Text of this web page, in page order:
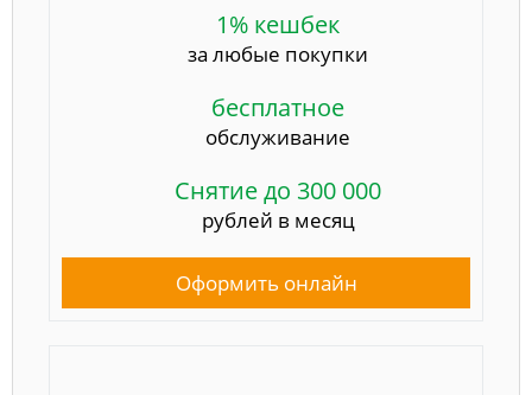
1% кешбек
за любые покупки
бесплатное
обслуживание
Снятие до 300 000
рублей в месяц
Оформить онлайн